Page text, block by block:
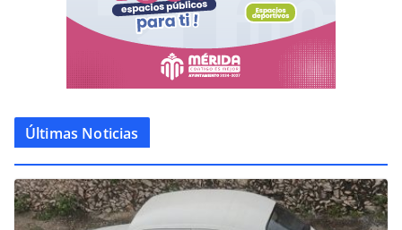
Últimas Noticias